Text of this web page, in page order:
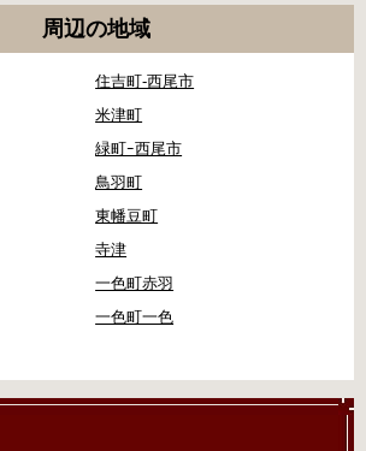
周辺の地域
住吉町-西尾市
米津町
緑町ｰ西尾市
鳥羽町
東幡豆町
寺津
一色町赤羽
一色町一色